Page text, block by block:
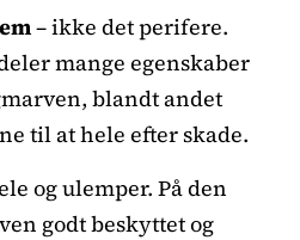
– ikke det perifere.
mange egenskaber
blandt andet
til at hele efter skade.
og ulemper. På den
godt beskyttet og